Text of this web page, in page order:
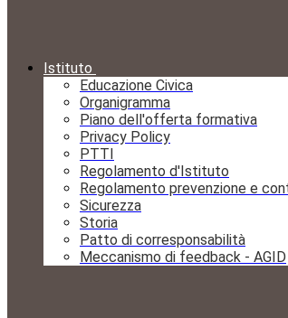
Istituto
Educazione Civica
Organigramma
Piano dell'offerta formativa
Privacy Policy
PTTI
Regolamento d'Istituto
Regolamento prevenzione e
Sicurezza
Storia
Patto di corresponsabilità
Meccanismo di feedback - AGID